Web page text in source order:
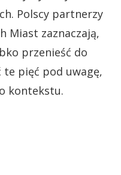
Polscy partnerzy
Miast zaznaczają,
przenieść do
te pięć pod uwagę,
kontekstu.